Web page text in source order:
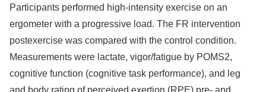
Participants performed high-intensity exercise on an
ergometer with a progressive load. The FR intervention
postexercise was compared with the control condition.
Measurements were lactate, vigor/fatigue by POMS2,
cognitive function (cognitive task performance), and leg
and body rating of perceived exertion (RPE) pre- and